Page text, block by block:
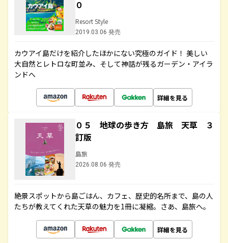
０
Resort Style
2019.03.06 発売
カウアイ島だけを紹介したほかにない究極のガイド！ 美しい
大自然とレトロな町並み、そして神話が残るガーデン・アイラ
ンドへ
詳細を見る
０５ 地球の歩き方 島旅 天草 ３
訂版
島旅
2026.08.06 発売
絶景スポットから島ごはん、カフェ、歴史的名所まで、島の人
たちが教えてくれた天草の魅力を1冊に凝縮。さあ、島旅へ。
詳細を見る